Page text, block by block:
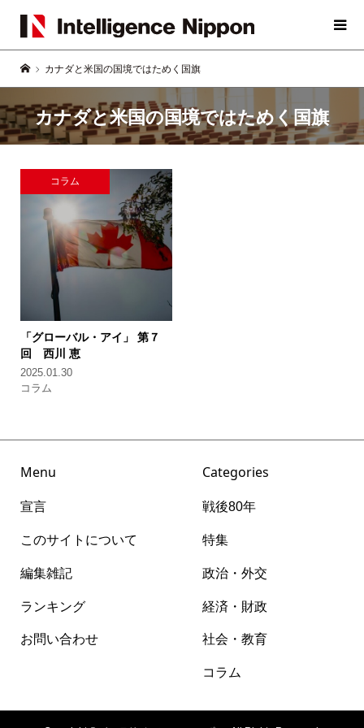
カナダと米国の国境ではためく国旗
カナダと米国の国境ではためく国旗
コラム
「グローバル・アイ」 第７
回 西川 恵
2025.01.30
コラム
Menu
宣言
このサイトについて
編集雑記
ランキング
お問い合わせ
Categories
戦後80年
特集
政治・外交
経済・財政
社会・教育
コラム